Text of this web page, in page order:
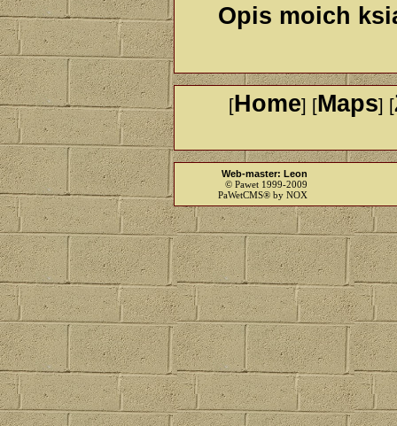
Opis moich
[Home] [Maps] [
Web-master: Leon
© Pawet 1999-2009
PaWetCMS® by NOX